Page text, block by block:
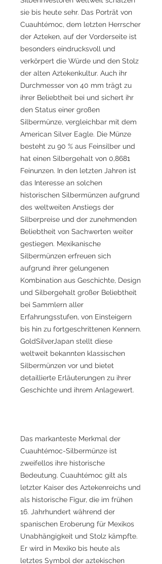
sie bis heute sehr. Das Porträt von
Cuauhtémoc, dem letzten Herrscher
der Azteken, auf der Vorderseite ist
besonders eindrucksvoll und
verkörpert die Würde und den Stolz
der alten Aztekenkultur. Auch ihr
Durchmesser von 40 mm trägt zu
ihrer Beliebtheit bei und sichert ihr
den Status einer großen
Silbermünze, vergleichbar mit dem
American Silver Eagle. Die Münze
besteht zu 90 % aus Feinsilber und
hat einen Silbergehalt von 0,8681
Feinunzen. In den letzten Jahren ist
das Interesse an solchen
historischen Silbermünzen aufgrund
des weltweiten Anstiegs der
Silberpreise und der zunehmenden
Beliebtheit von Sachwerten weiter
gestiegen. Mexikanische
Silbermünzen erfreuen sich
aufgrund ihrer gelungenen
Kombination aus Geschichte, Design
und Silbergehalt großer Beliebtheit
bei Sammlern aller
Erfahrungsstufen, von Einsteigern
bis hin zu fortgeschrittenen Kennern.
GoldSilverJapan stellt diese
weltweit bekannten klassischen
Silbermünzen vor und bietet
detaillierte Erläuterungen zu ihrer
Geschichte und ihrem Anlagewert.
Das markanteste Merkmal der
Cuauhtémoc-Silbermünze ist
zweifellos ihre historische
Bedeutung. Cuauhtémoc gilt als
letzter Kaiser des Aztekenreichs und
als historische Figur, die im frühen
16. Jahrhundert während der
spanischen Eroberung für Mexikos
Unabhängigkeit und Stolz kämpfte.
Er wird in Mexiko bis heute als
letztes Symbol der aztekischen